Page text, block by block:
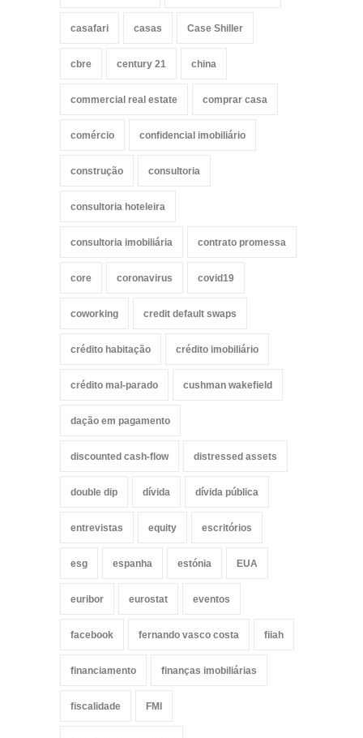
casafari casas Case Shiller
cbre century 21 china
commercial real estate comprar casa
comércio confidencial imobiliário
construção consultoria
consultoria hoteleira
consultoria imobiliária contrato promessa
core coronavirus covid19
coworking credit default swaps
crédito habitação crédito imobiliário
crédito mal-parado cushman wakefield
dação em pagamento
discounted cash-flow distressed assets
double dip dívida dívida pública
entrevistas equity escritórios
esg espanha estónia EUA
euribor eurostat eventos
facebook fernando vasco costa fiiah
financiamento finanças imobiliárias
fiscalidade FMI